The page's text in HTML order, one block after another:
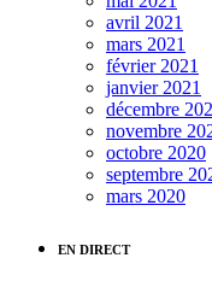
avril 2021
mars 2021
février 2021
janvier 2021
décembre
novembre
octobre 2020
septembre
mars 2020
EN DIRECT